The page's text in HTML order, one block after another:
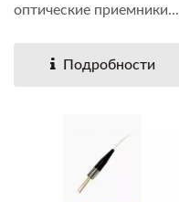
оптические приемники...
Подробности